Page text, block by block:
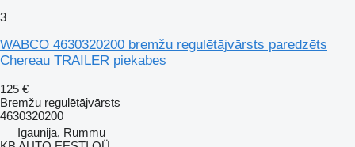
3
WABCO 4630320200 bremžu regulētājvārsts paredzēts
Chereau TRAILER piekabes
125 €
Bremžu regulētājvārsts
4630320200
Igaunija, Rummu